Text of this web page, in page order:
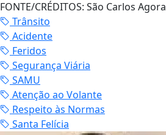
FONTE/CRÉDITOS: São Carlos Agora
Trânsito
Acidente
Feridos
Segurança Viária
SAMU
Atenção ao Volante
Respeito às Normas
Santa Felícia